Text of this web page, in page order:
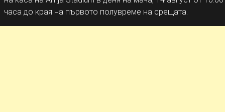
часа до края на първото полувреме на срещата.